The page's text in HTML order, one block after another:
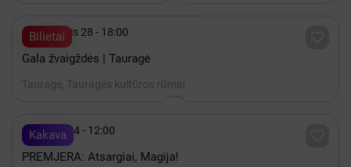
Bilietai
 Lapkritis 28 - 18:00
Gala žvaigždės | Tauragė
Tauragė, Tauragės kultūros rūmai
Kakava
 Spalis 24 - 12:00
PREMJERA: Atsargiai, Magija!